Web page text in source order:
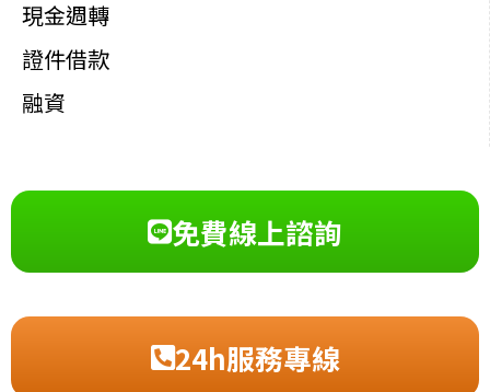
現金週轉
證件借款
融資
免費線上諮詢
24h服務專線